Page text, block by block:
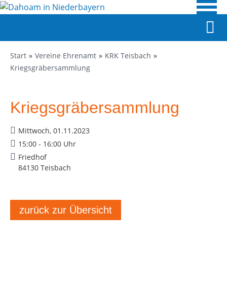
Start Vereine Ehrenamt
KRK Teisbach
Kriegsgräbersammlung
Kriegsgräbersammlung
Mittwoch, 01.11.2023
15:00 - 16:00 Uhr
Friedhof
84130 Teisbach
zurück zur Übersicht